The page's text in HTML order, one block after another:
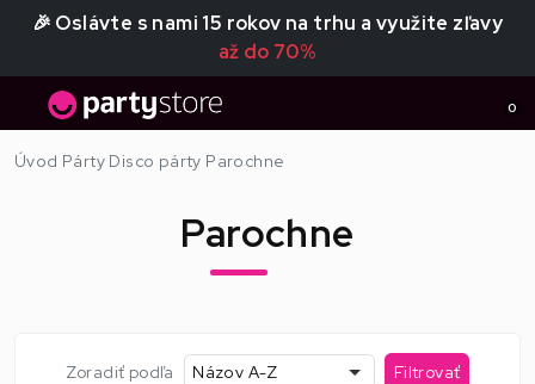
🎉 Oslávte s nami 15 rokov na trhu a využite zľavy
až do 70%
0
Úvod Párty Disco párty Parochne
Parochne
Zoradiť podľa Názov A-Z Filtrovať